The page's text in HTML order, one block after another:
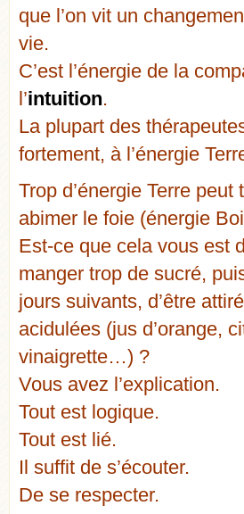
que l’on vit un
vie.
C’est l’énergie de la
l’intuition.
La plupart des
fortement, à l’énergie
Trop d’énergie Terre
abimer le foie (énergie
Est-ce que cela vous est
manger trop de sucré,
jours suivants, d’être
acidulées (jus d’orange,
vinaigrette…) ?
Vous avez l’explication.
Tout est logique.
Tout est lié.
Il suffit de s’écouter.
De se respecter.